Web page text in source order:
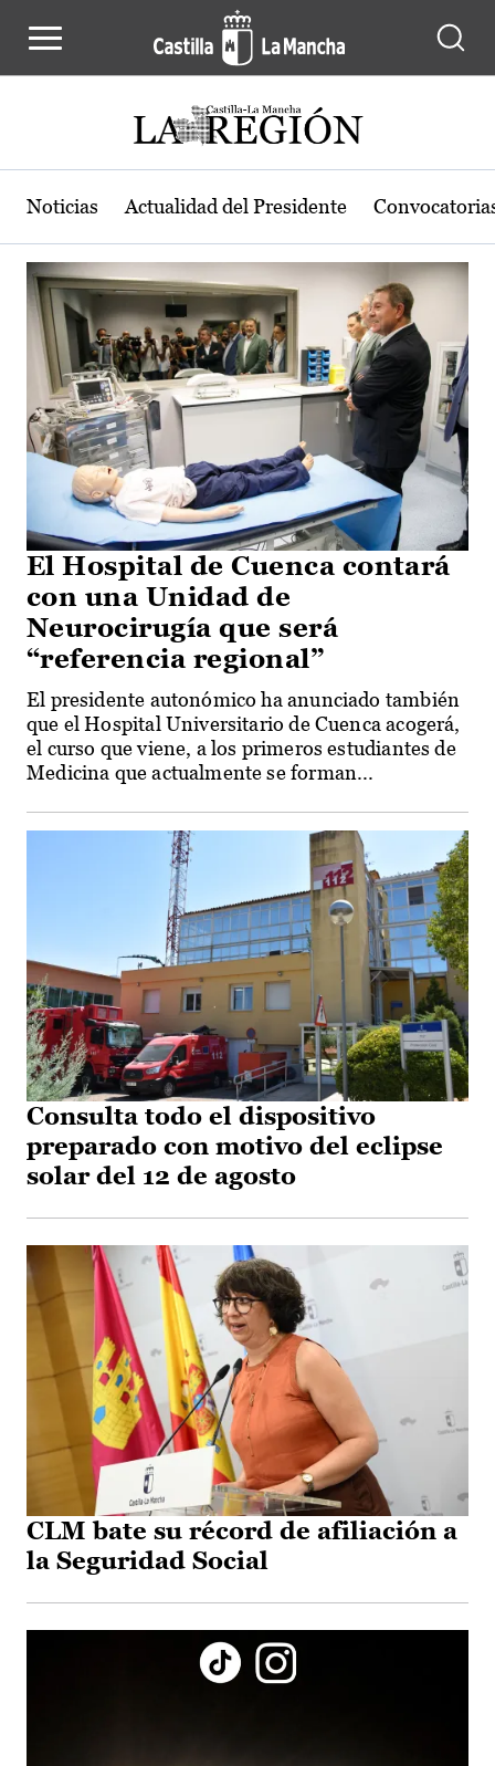
Actualidad de la región de Castilla-
Noticias Actualidad del Presidente
El Hospital de Cuenca contará
con una Unidad de
Neurocirugía que será
“referencia regional”
El presidente autonómico ha anunciado también
que el Hospital Universitario de Cuenca acogerá,
el curso que viene, a los primeros estudiantes de
Medicina que actualmente se forman...
Consulta todo el dispositivo
preparado con motivo del eclipse
solar del 12 de agosto
CLM bate su récord de afiliación a
la Seguridad Social